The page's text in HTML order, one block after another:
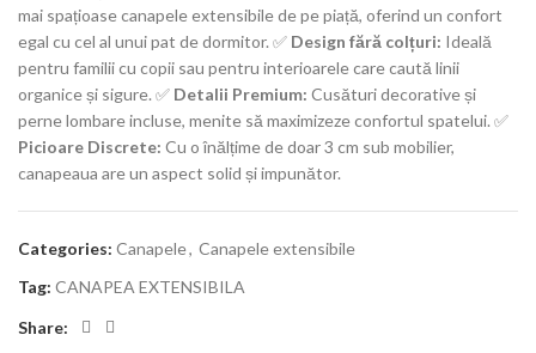
mai spațioase canapele extensibile de pe piață, oferind un confort
egal cu cel al unui pat de dormitor. ✅ Design fără colțuri: Ideală
pentru familii cu copii sau pentru interioarele care caută linii
organice și sigure. ✅ Detalii Premium: Cusături decorative și
perne lombare incluse, menite să maximizeze confortul spatelui. ✅
Picioare Discrete: Cu o înălțime de doar 3 cm sub mobilier,
canapeaua are un aspect solid și impunător.
Categories: Canapele, Canapele extensibile
Tag: CANAPEA EXTENSIBILA
Share: